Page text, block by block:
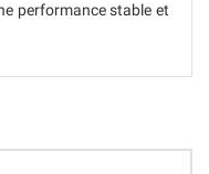
performance stable et